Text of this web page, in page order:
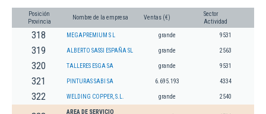
Posición
Provincia
Nombre de la empresa Ventas (€)
Sector
Actividad
318 MEGAPREMIUM S L grande 9531
319 ALBERTO SASSI ESPAÑA SL grande 2563
320 TALLERES ESGA SA grande 9531
321 PINTURAS SABI SA 6.695.193 4334
322 WELDING COPPER, S.L. grande 2540
AREA DE SERVICIO